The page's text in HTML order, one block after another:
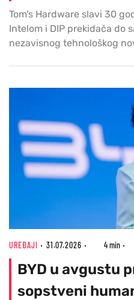
Tom’s Hardware slavi 30
Intelom i DIP prekidača do
nezavisnog tehnološkog
UREĐAJI 31.07.2026 4 min
BYD u avgustu
sopstveni